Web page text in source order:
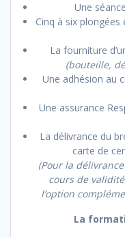
Une
Cinq à six
La fourniture
(bouteille,
Une adhésion au
Une assurance
La délivrance du
carte de
(Pour la
cours de
l’option
La